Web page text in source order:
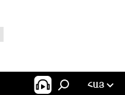
ՀԱՅ